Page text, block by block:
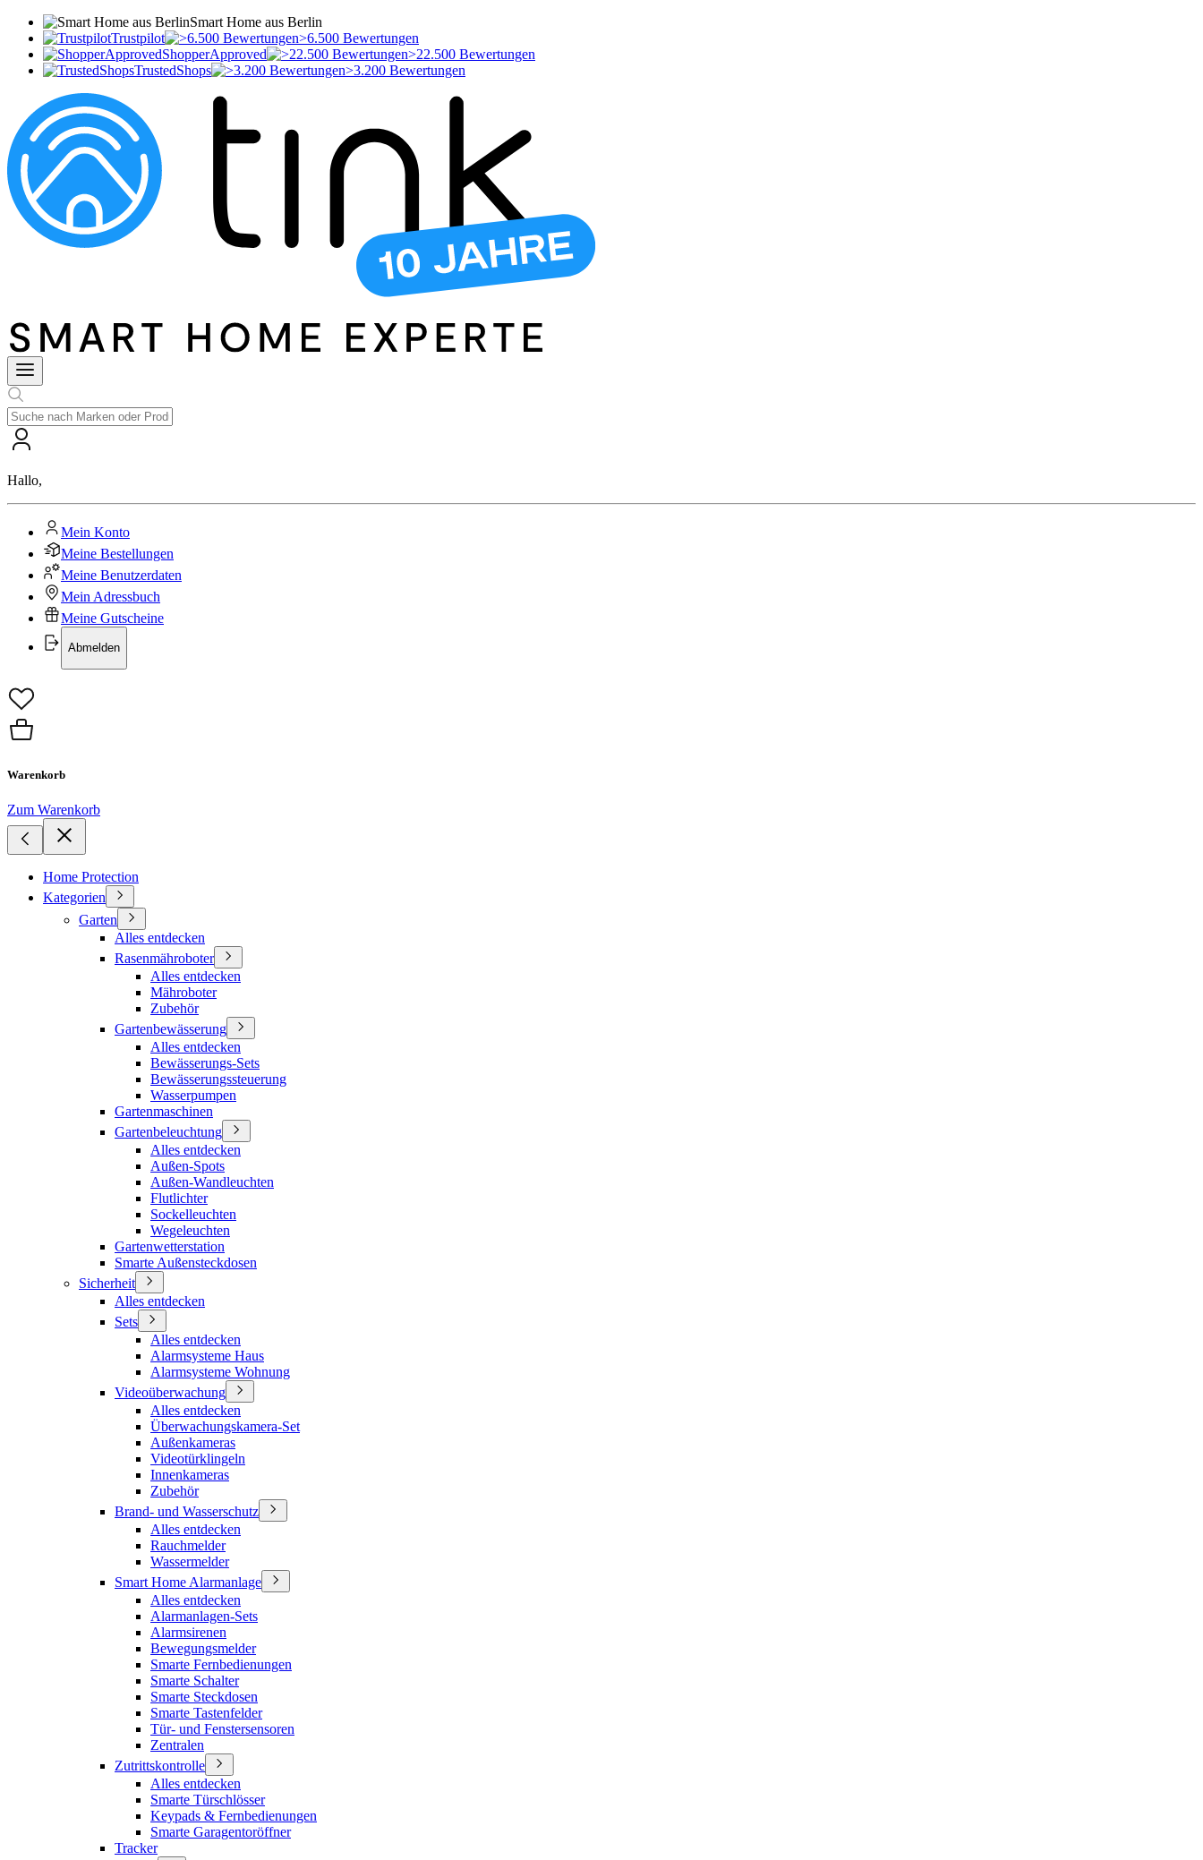
Smart Home aus Berlin
Trustpilot
>6.500 Bewertungen
ShopperApproved
>22.500 Bewertungen
TrustedShops
>3.200 Bewertungen
Hallo,
Mein Konto
Meine Bestellungen
Meine Benutzerdaten
Mein Adressbuch
Meine Gutscheine
Abmelden
Warenkorb
Zum Warenkorb
Home Protection
Kategorien
Garten
Alles entdecken
Rasenmähroboter
Alles entdecken
Mähroboter
Zubehör
Gartenbewässerung
Alles entdecken
Bewässerungs-Sets
Bewässerungssteuerung
Wasserpumpen
Gartenmaschinen
Gartenbeleuchtung
Alles entdecken
Außen-Spots
Außen-Wandleuchten
Flutlichter
Sockelleuchten
Wegeleuchten
Gartenwetterstation
Smarte Außensteckdosen
Sicherheit
Alles entdecken
Sets
Alles entdecken
Alarmsysteme Haus
Alarmsysteme Wohnung
Videoüberwachung
Alles entdecken
Überwachungskamera-Set
Außenkameras
Videotürklingeln
Innenkameras
Zubehör
Brand- und Wasserschutz
Alles entdecken
Rauchmelder
Wassermelder
Smart Home Alarmanlage
Alles entdecken
Alarmanlagen-Sets
Alarmsirenen
Bewegungsmelder
Smarte Fernbedienungen
Smarte Schalter
Smarte Steckdosen
Smarte Tastenfelder
Tür- und Fenstersensoren
Zentralen
Zutrittskontrolle
Alles entdecken
Smarte Türschlösser
Keypads & Fernbedienungen
Smarte Garagentoröffner
Tracker